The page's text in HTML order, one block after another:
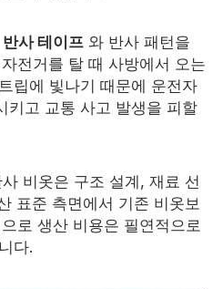
반사 테이프 와 반사 패턴을
전거를 탈 때 사방에서 오는
립에 빛나기 때문에 운전자
키고 교통 사고 발생을 피할
비옷은 구조 설계, 재료 선
표준 측면에서 기존 비옷보
로 생산 비용은 필연적으로
다.